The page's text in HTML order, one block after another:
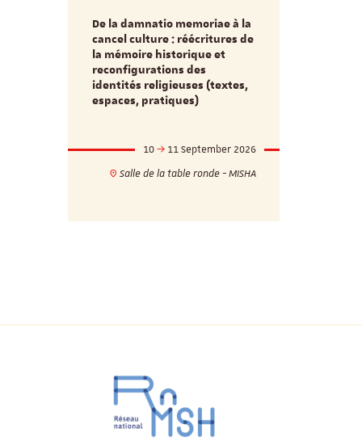
De la damnatio memoriae à la
cancel culture : réécritures de
la mémoire historique et
reconfigurations des
identités religieuses (textes,
espaces, pratiques)
10
11 September 2026
Salle de la table ronde - MISHA